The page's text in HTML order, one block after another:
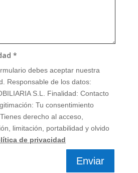
*
debes aceptar nuestra
Responsable de los datos:
S.L. Finalidad: Contacto
Tu consentimiento
derecho al acceso,
limitación, portabilidad y olvido
de privacidad
Enviar